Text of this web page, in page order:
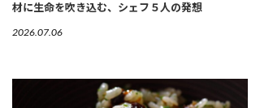
材に生命を吹き込む、シェフ５人の発想
2026.07.06